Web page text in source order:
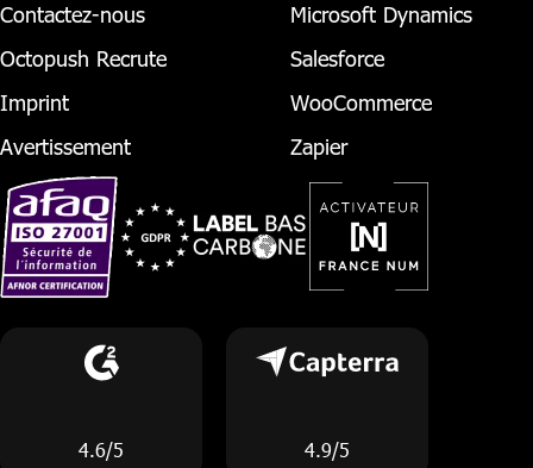
Contactez-nous
Octopush Recrute
Imprint
Avertissement
Microsoft Dynamics
Salesforce
WooCommerce
Zapier
4.6/5 4.9/5